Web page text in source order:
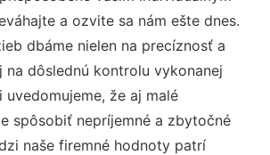
a ozvite sa nám ešte dnes.
dbáme nielen na precíznosť a
na dôslednú kontrolu vykonanej
uvedomujeme, že aj malé
spôsobiť nepríjemné a zbytočné
naše firemné hodnoty patrí